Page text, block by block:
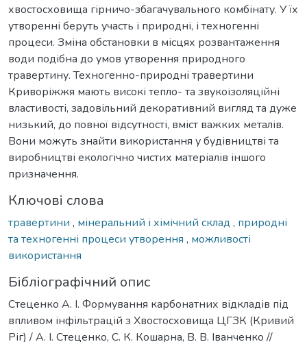
хвостосховища гірничо-збагачувального комбінату. У їх
утворенні беруть участь і природні, і техногенні
процеси. Зміна обстановки в місцях розвантаження
води подібна до умов утворення природного
травертину. Техногенно-природні травертини
Криворіжжя мають високі тепло- та звукоізоляційні
властивості, задовільний декоративний вигляд та дуже
низький, до повної відсутності, вміст важких металів.
Вони можуть знайти використання у будівництві та
виробництві екологічно чистих матеріалів іншого
призначення.
Ключові слова
травертини , мінеральний і хімічний склад , природні
та техногенні процеси утворення , можливості
використання
Бібліографічний опис
Стеценко А. І. Формування карбонатних відкладів під
впливом інфільтрацій з Хвостосховища ЦГЗК (Кривий
Ріг) / А. І. Стеценко, С. К. Кошарна, В. В. Іванченко //